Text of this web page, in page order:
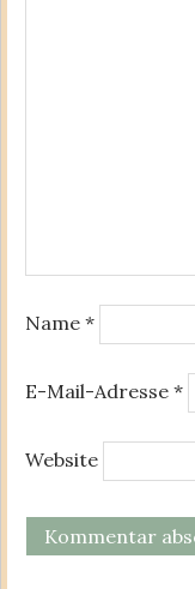
Name *
E-Mail-Adresse *
Website